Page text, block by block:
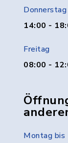
14:00 -
Freitag
08:00 -
Montag bis